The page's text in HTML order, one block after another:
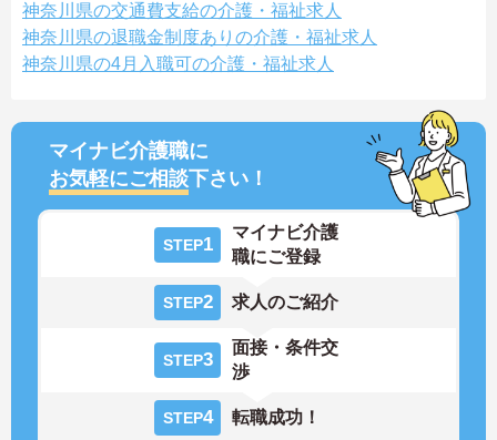
神奈川県の交通費支給の介護・福祉求人
神奈川県の退職金制度ありの介護・福祉求人
神奈川県の4月入職可の介護・福祉求人
マイナビ介護職に
お気軽にご相談下さい！
STEP1
マイナビ介護
職にご登録
STEP2 求人のご紹介
STEP3
面接・条件交
渉
STEP4 転職成功！